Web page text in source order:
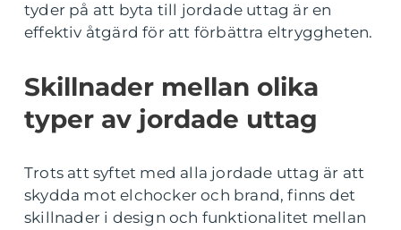
tyder på att byta till jordade uttag är en
effektiv åtgärd för att förbättra eltryggheten.
Skillnader mellan olika
typer av jordade uttag
Trots att syftet med alla jordade uttag är att
skydda mot elchocker och brand, finns det
skillnader i design och funktionalitet mellan